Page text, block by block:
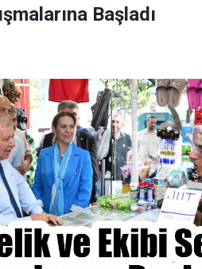
Başladı